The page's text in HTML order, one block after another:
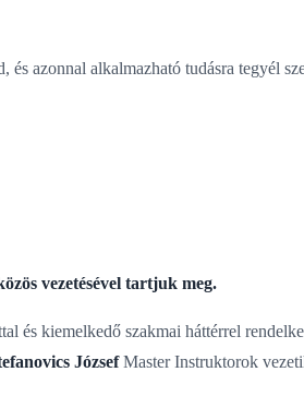
azonnal alkalmazható tudásra tegyél
vezetésével tartjuk meg.
és kiemelkedő szakmai háttérrel
JózsefMaster Instruktorok